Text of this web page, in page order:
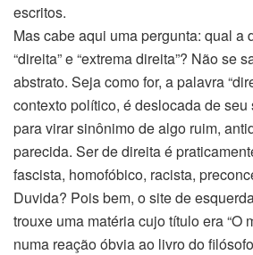
escritos.
Mas cabe aqui uma pergunta: qual a
“direita” e “extrema direita”? Não se
abstrato. Seja como for, a palavra
contexto político, é deslocada de
para virar sinônimo de algo ruim,
parecida. Ser de direita é
fascista, homofóbico, racista,
Duvida? Pois bem, o site de
trouxe uma matéria cujo título era “O
numa reação óbvia ao livro do